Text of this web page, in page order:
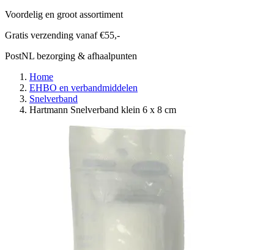
Voordelig en groot assortiment
Gratis verzending vanaf €55,-
PostNL bezorging & afhaalpunten
Home
EHBO en verbandmiddelen
Snelverband
Hartmann Snelverband klein 6 x 8 cm